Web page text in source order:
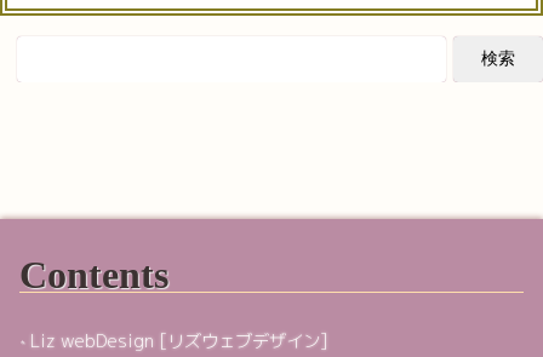
Contents
Liz webDesign [リズウェブデザイン]